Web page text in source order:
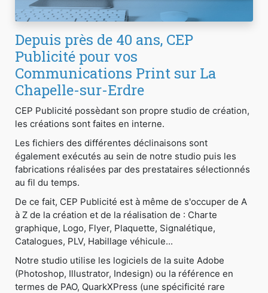
Depuis près de 40 ans, CEP
Publicité pour vos
Communications Print sur La
Chapelle-sur-Erdre
CEP Publicité possèdant son propre studio de création,
les créations sont faites en interne.
Les fichiers des différentes déclinaisons sont
également exécutés au sein de notre studio puis les
fabrications réalisées par des prestataires sélectionnés
au fil du temps.
De ce fait, CEP Publicité est à même de s'occuper de A
à Z de la création et de la réalisation de : Charte
graphique, Logo, Flyer, Plaquette, Signalétique,
Catalogues, PLV, Habillage véhicule...
Notre studio utilise les logiciels de la suite Adobe
(Photoshop, Illustrator, Indesign) ou la référence en
termes de PAO, QuarkXPress (une spécificité rare